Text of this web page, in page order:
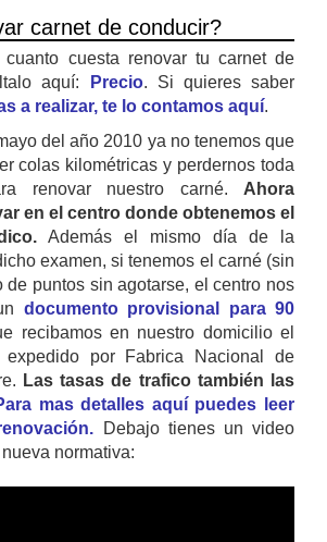
carnet de conducir?
cuesta renovar tu carnet de
aquí:
Precio. Si quieres saber
a realizar, te lo contamos aquí.
del año 2010 ya no tenemos que
colas kilométricas y perdernos toda
renovar nuestro carné. Ahora
en el centro donde obtenemos el
Además el mismo día de la
examen, si tenemos el carné (sin
de puntos sin agotarse, el centro nos
documento provisional para 90
recibamos en nuestro domicilio el
expedido por Fabrica Nacional de
Las tasas de trafico también las
mas detalles aquí puedes leer
Debajo tienes un video
normativa: